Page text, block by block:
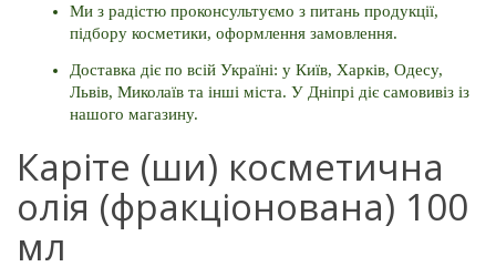
Ми з радістю проконсультуємо з питань продукції,
підбору косметики, оформлення замовлення.
Доставка діє по всій Україні: у Київ, Харків, Одесу,
Львів, Миколаїв та інші міста. У Дніпрі діє самовивіз із
нашого магазину.
Каріте (ши) косметична
олія (фракціонована) 100
мл